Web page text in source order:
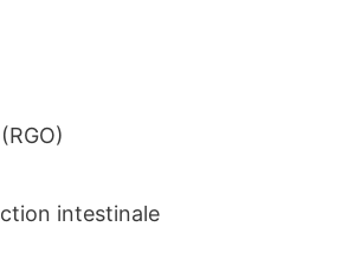
intestinale